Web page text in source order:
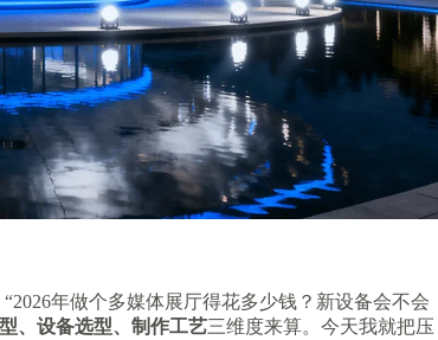
年做个多媒体展厅得花多少钱？新设备会不会
、设备选型、制作工艺三维度来算。今天我就把压